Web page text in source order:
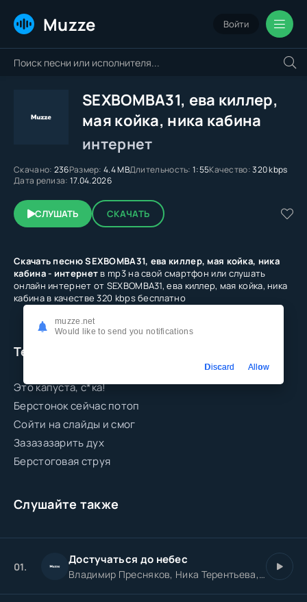
Muzze Войти
SEXBOMBA31, ева киллер,
мая койка, ника кабина
интернет
Скачано: 236Размер: 4.4 MBДлительность: 1:55Качество:320 kbps
Дата релиза: 17.04.2026
СЛУШАТЬ СКАЧАТЬ
Скачать песню SEXBOMBA31, ева киллер, мая койка, ника
кабина - интернет в mp3 на свой смартфон или слушать
онлайн интернет от SEXBOMBA31, ева киллер, мая койка, ника
кабина в качестве 320 kbps бесплатно
Текст песни
Это капуста, с*ка!
Берстонок сейчас потоп
Сойти на слайды и смог
Зазазазарить дух
Берстоговая струя
Слушайте также
01. Достучаться до небес
Владимир Пресняков, Ника Терентьева, VENERA
muzze.net
Would like to send you notifications
Discard Allow